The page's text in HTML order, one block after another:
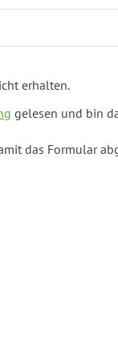
erhalten.
gelesen und bin
das Formular